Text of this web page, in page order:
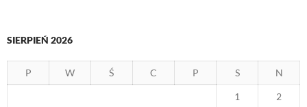
SIERPIEŃ 2026
P W Ś C P S N
1 2